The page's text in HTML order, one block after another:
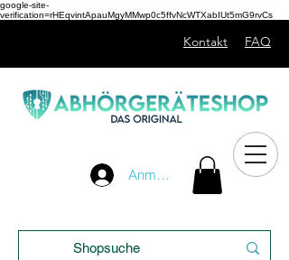
google-site-
verification=rHEqvintApauMgyMMwp0c5ffvNcWTXabIUt5mG9rvCs
Anmelden
Kontakt FAQ